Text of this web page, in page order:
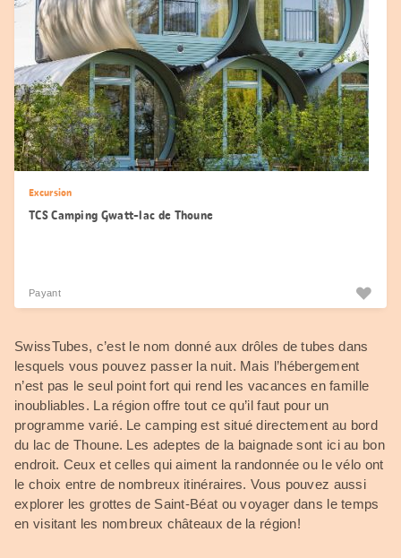
Excursion
TCS Camping Gwatt-lac de Thoune
Payant
SwissTubes, c’est le nom donné aux drôles de tubes dans
lesquels vous pouvez passer la nuit. Mais l’hébergement
n’est pas le seul point fort qui rend les vacances en famille
inoubliables. La région offre tout ce qu’il faut pour un
programme varié. Le camping est situé directement au bord
du lac de Thoune. Les adeptes de la baignade sont ici au bon
endroit. Ceux et celles qui aiment la randonnée ou le vélo ont
le choix entre de nombreux itinéraires. Vous pouvez aussi
explorer les grottes de Saint-Béat ou voyager dans le temps
en visitant les nombreux châteaux de la région!